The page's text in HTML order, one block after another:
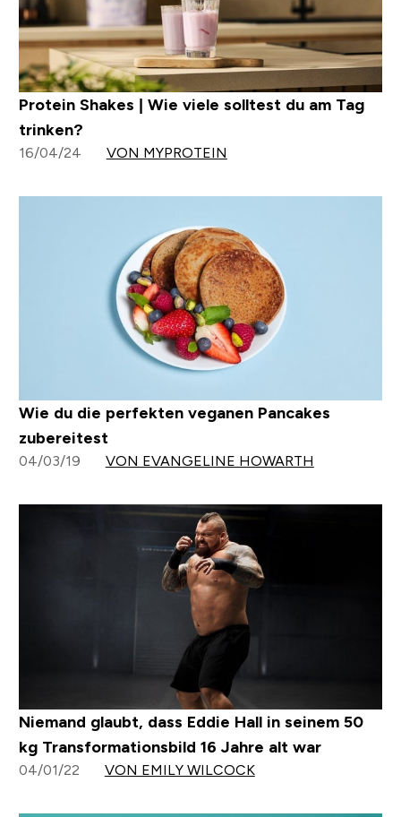
Protein Shakes | Wie viele solltest du am Tag
trinken?
16/04/24 VON MYPROTEIN
Wie du die perfekten veganen Pancakes
zubereitest
04/03/19 VON EVANGELINE HOWARTH
Niemand glaubt, dass Eddie Hall in seinem 50
kg Transformationsbild 16 Jahre alt war
04/01/22 VON EMILY WILCOCK